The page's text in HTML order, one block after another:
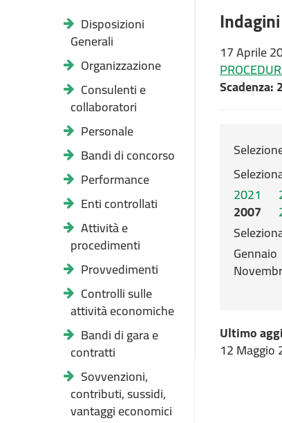
Disposizioni
Generali
Organizzazione
Consulenti e
collaboratori
Personale
Bandi di concorso
Performance
Enti controllati
Attività e
procedimenti
Provvedimenti
Controlli sulle
attività economiche
Bandi di gara e
contratti
Sovvenzioni,
contributi, sussidi,
vantaggi economici
17 Aprile
Scadenza:
2021
2007
Gennaio
Ultimo
12 Maggio